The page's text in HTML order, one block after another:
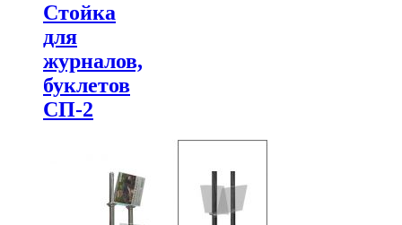
Стойка
для
журналов,
буклетов
СП-2